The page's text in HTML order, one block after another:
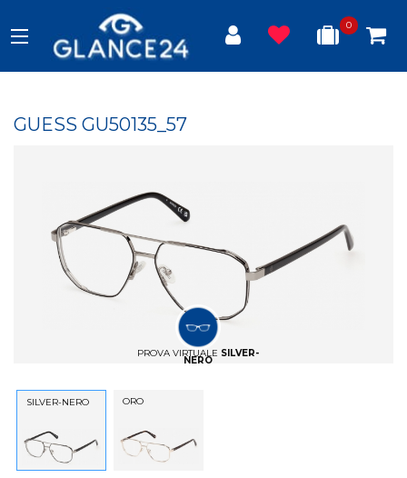
0
GUESS GU50135_57
PROVA VIRTUALE SILVER-
NERO
SILVER-NERO ORO